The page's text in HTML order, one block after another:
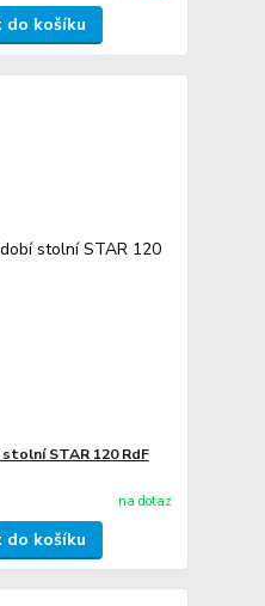
do košíku
STAR 120 RdF
na dotaz
do košíku